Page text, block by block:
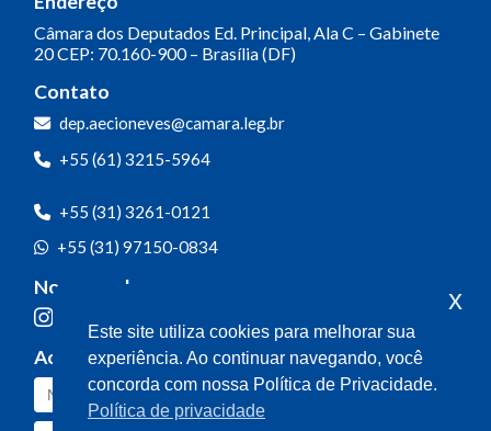
Câmara dos Deputados Ed. Principal, Ala C – Gabinete
20CEP: 70.160-900 – Brasília (DF)
Contato
dep.aecioneves@camara.leg.br
+55 (61) 3215-5964
+55 (31) 3261-0121
+55 (31) 97150-0834
Nossas redes
Acompanhe o meu mandato
Este site utiliza cookies para melhorar sua
experiência. Ao continuar navegando, você
concorda com nossa Política de Privacidade.
Política de privacidade
x